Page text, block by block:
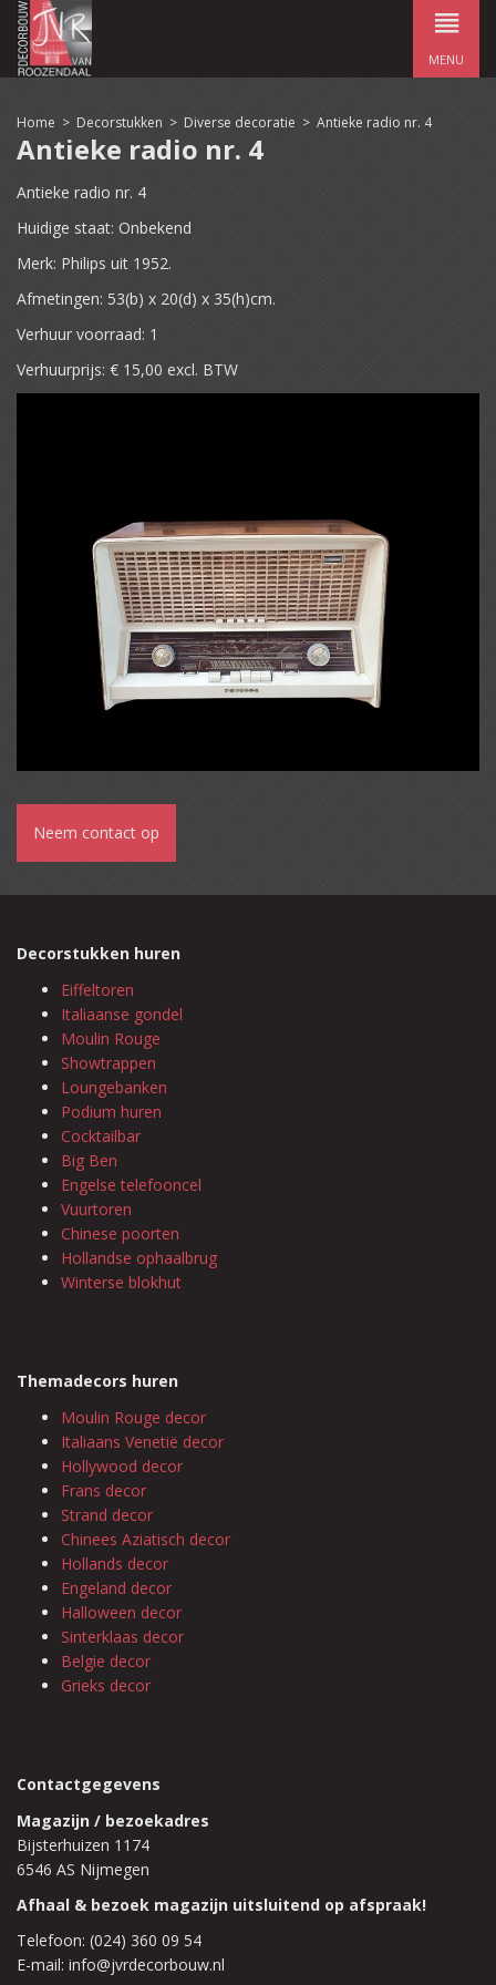
MENU
Home > Decorstukken > Diverse decoratie > Antieke radio nr. 4
Antieke radio nr. 4
Antieke radio nr. 4
Huidige staat: Onbekend
Merk: Philips uit 1952.
Afmetingen: 53(b) x 20(d) x 35(h)cm.
Verhuur voorraad: 1
Verhuurprijs: € 15,00 excl. BTW
Neem contact op
Decorstukken huren
Eiffeltoren
Italiaanse gondel
Moulin Rouge
Showtrappen
Loungebanken
Podium huren
Cocktailbar
Big Ben
Engelse telefooncel
Vuurtoren
Chinese poorten
Hollandse ophaalbrug
Winterse blokhut
Themadecors huren
Moulin Rouge decor
Italiaans Venetië decor
Hollywood decor
Frans decor
Strand decor
Chinees Aziatisch decor
Hollands decor
Engeland decor
Halloween decor
Sinterklaas decor
Belgie decor
Grieks decor
Contactgegevens
Magazijn / bezoekadres
Bijsterhuizen 1174
6546 AS Nijmegen
Afhaal & bezoek magazijn uitsluitend op afspraak!
Telefoon: (024) 360 09 54
E-mail: info@jvrdecorbouw.nl